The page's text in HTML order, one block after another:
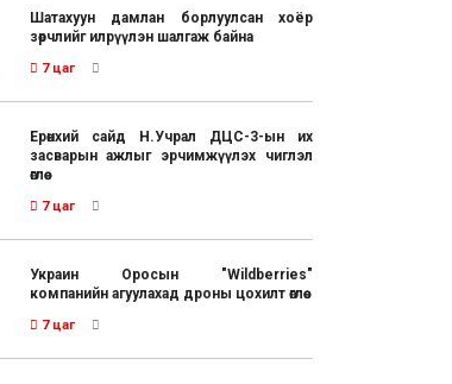
Шатахуун дамлан борлуулсан хоёр
зөрчлийг илрүүлэн шалгаж байна
7 цаг
Ерөнхий сайд Н.Учрал ДЦС-3-ын их
засварын ажлыг эрчимжүүлэх чиглэл
өглөө
7 цаг
Украин Оросын "Wildberries"
компанийн агуулахад дроны цохилт өглөө
7 цаг